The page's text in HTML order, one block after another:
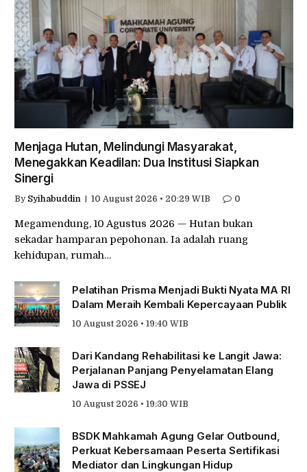
Menjaga Hutan, Melindungi Masyarakat,
Menegakkan Keadilan: Dua Institusi Siapkan
Sinergi
By Syihabuddin 10 August 2026 • 20:29 WIB 0
Megamendung, 10 Agustus 2026 — Hutan bukan
sekadar hamparan pepohonan. Ia adalah ruang
kehidupan, rumah…
Pelatihan Prisma Menjadi Bukti Nyata MA RI
Dalam Meraih Kembali Kepercayaan Publik
10 August 2026 • 19:40 WIB
Dari Kandang Rehabilitasi ke Langit Jawa:
Perjalanan Panjang Penyelamatan Elang
Jawa di PSSEJ
10 August 2026 • 19:30 WIB
BSDK Mahkamah Agung Gelar Outbound,
Perkuat Kebersamaan Peserta Sertifikasi
Mediator dan Lingkungan Hidup